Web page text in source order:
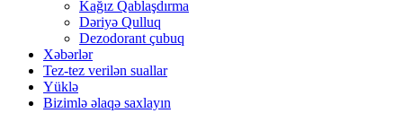
Kağız Qablaşdırma
Dəriyə Qulluq
Dezodorant çubuq
Xəbərlər
Tez-tez verilən suallar
Yüklə
Bizimlə əlaqə saxlayın